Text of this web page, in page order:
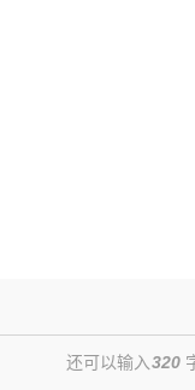
还可以输入320